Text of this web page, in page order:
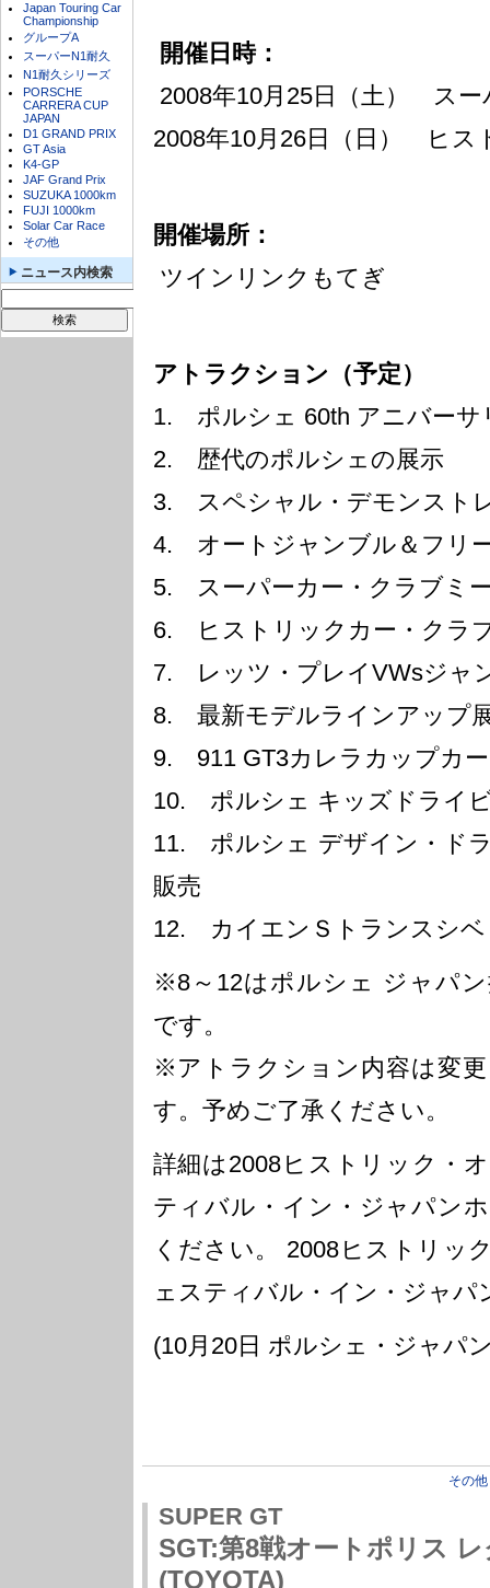
Japan Touring Car
Championship
グループA
スーパーN1耐久
N1耐久シリーズ
PORSCHE
CARRERA CUP
JAPAN
D1 GRAND PRIX
GT Asia
K4-GP
JAF Grand Prix
SUZUKA 1000km
FUJI 1000km
Solar Car Race
その他
ニュース内検索
開催日時：
2008年10月25日（土） スー
2008年10月26日（日） ヒス
開催場所：
ツインリンクもてぎ
アトラクション（予定）
1. ポルシェ 60th アニバーサ
2. 歴代のポルシェの展示
3. スペシャル・デモンスト
4. オートジャンブル＆フリ
5. スーパーカー・クラブミ
6. ヒストリックカー・クラ
7. レッツ・プレイVWsジャ
8. 最新モデルラインアップ
9. 911 GT3カレラカップカ
10. ポルシェ キッズドライ
11. ポルシェ デザイン・ド
販売
12. カイエンＳトランスシベ
※8～12はポルシェ ジャパ
です。
※アトラクション内容は変
す。予めご了承ください。
詳細は2008ヒストリック・
ティバル・イン・ジャパン
ください。 2008ヒストリッ
ェスティバル・イン・ジャパ
(10月20日 ポルシェ・ジャパ
その他
SUPER GT
SGT:第8戦オートポリス
(TOYOTA)